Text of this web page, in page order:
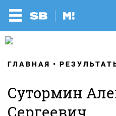
ГЛАВНАЯ
Сутормин
Сергеевич